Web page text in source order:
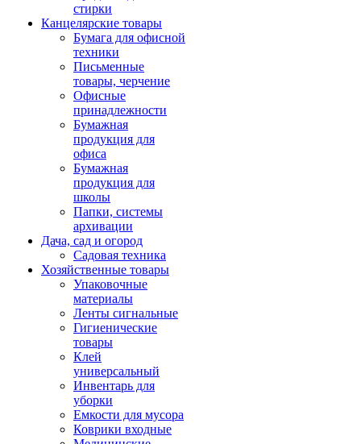
стирки
Канцелярские товары
Бумага для офисной
техники
Письменные
товары, черчение
Офисные
принадлежности
Бумажная
продукция для
офиса
Бумажная
продукция для
школы
Папки, системы
архивации
Дача, сад и огород
Садовая техника
Хозяйственные товары
Упаковочные
материалы
Ленты сигнальные
Гигиенические
товары
Клей
универсальный
Инвентарь для
уборки
Емкости для мусора
Коврики входные